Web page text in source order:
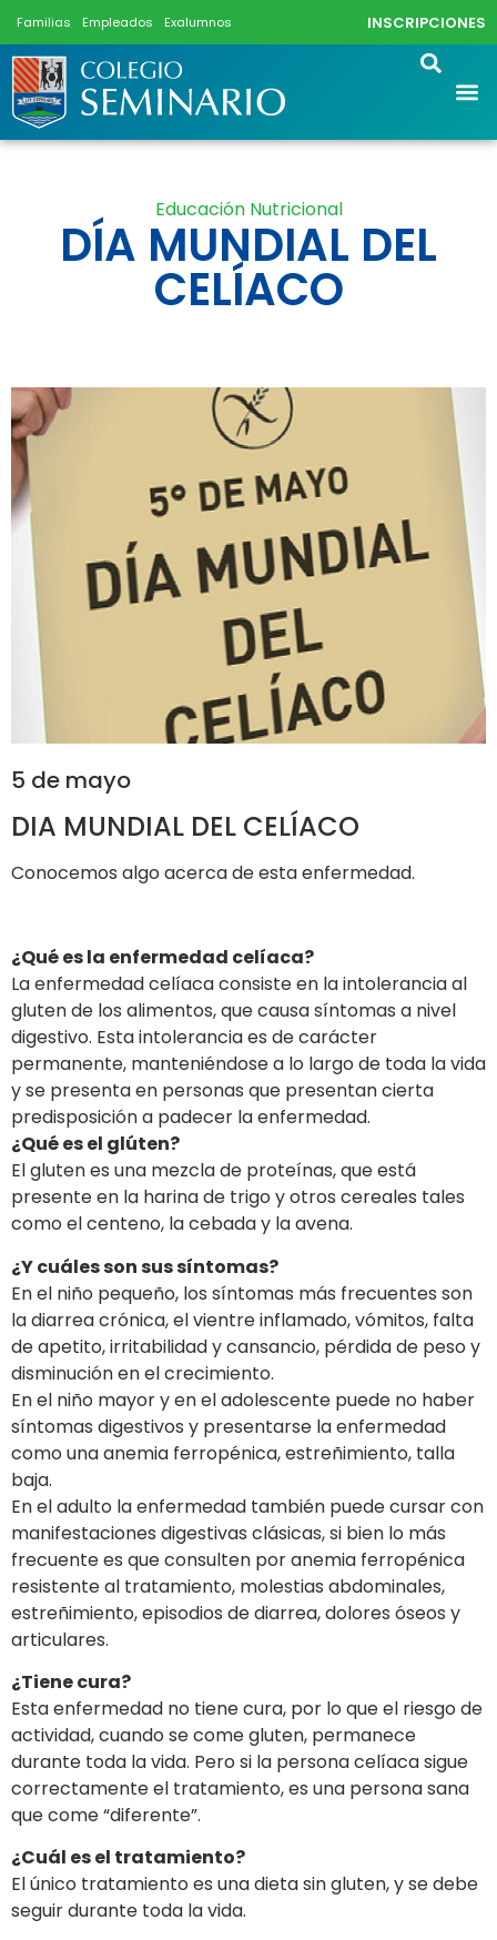
Familias Empleados Exalumnos INSCRIPCIONES
Educación Nutricional
DÍA MUNDIAL DEL
CELÍACO
5 de mayo
DIA MUNDIAL DEL CELÍACO
Conocemos algo acerca de esta enfermedad.
¿Qué es la enfermedad celíaca?
La enfermedad celíaca consiste en la intolerancia al
gluten de los alimentos, que causa síntomas a nivel
digestivo. Esta intolerancia es de carácter
permanente, manteniéndose a lo largo de toda la vida
y se presenta en personas que presentan cierta
predisposición a padecer la enfermedad.
¿Qué es el glúten?
El gluten es una mezcla de proteínas, que está
presente en la harina de trigo y otros cereales tales
como el centeno, la cebada y la avena.
¿Y cuáles son sus síntomas?
En el niño pequeño, los síntomas más frecuentes son
la diarrea crónica, el vientre inflamado, vómitos, falta
de apetito, irritabilidad y cansancio, pérdida de peso y
disminución en el crecimiento.
En el niño mayor y en el adolescente puede no haber
síntomas digestivos y presentarse la enfermedad
como una anemia ferropénica, estreñimiento, talla
baja.
En el adulto la enfermedad también puede cursar con
manifestaciones digestivas clásicas, si bien lo más
frecuente es que consulten por anemia ferropénica
resistente al tratamiento, molestias abdominales,
estreñimiento, episodios de diarrea, dolores óseos y
articulares.
¿Tiene cura?
Esta enfermedad no tiene cura, por lo que el riesgo de
actividad, cuando se come gluten, permanece
durante toda la vida. Pero si la persona celíaca sigue
correctamente el tratamiento, es una persona sana
que come “diferente”.
¿Cuál es el tratamiento?
El único tratamiento es una dieta sin gluten, y se debe
seguir durante toda la vida.